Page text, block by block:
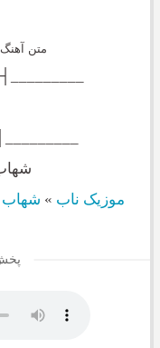
متن
MUSICNAB ├_________
موزیک ناب » شهاب